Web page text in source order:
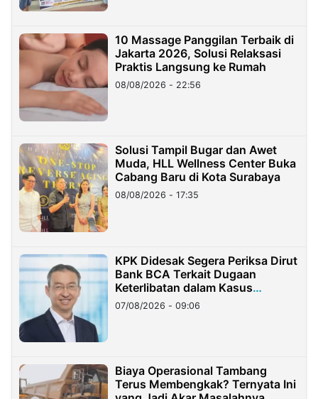
10 Massage Panggilan Terbaik di
Jakarta 2026, Solusi Relaksasi
Praktis Langsung ke Rumah
08/08/2026 - 22:56
Solusi Tampil Bugar dan Awet
Muda, HLL Wellness Center Buka
Cabang Baru di Kota Surabaya
08/08/2026 - 17:35
KPK Didesak Segera Periksa Dirut
Bank BCA Terkait Dugaan
Keterlibatan dalam Kasus
Hilangnya Dana Nasabah Rp2,58
Miliar
07/08/2026 - 09:06
Biaya Operasional Tambang
Terus Membengkak? Ternyata Ini